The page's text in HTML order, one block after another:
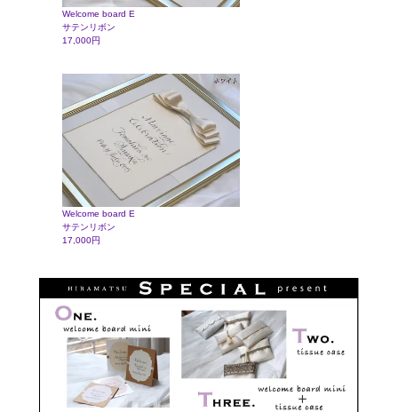
Welcome board E
サテンリボン
17,000円
Welcome board E
サテンリボン
17,000円